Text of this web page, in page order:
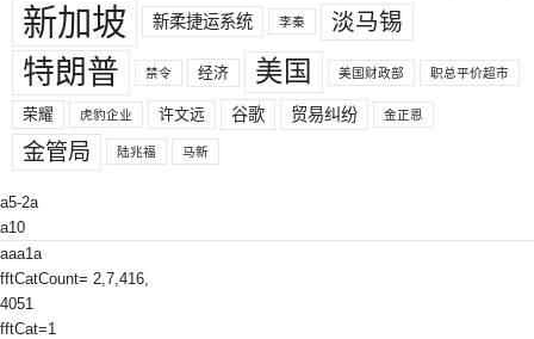
新加坡 新柔捷运系统 李秦 淡马锡
特朗普 禁令 经济 美国 美国财政部 职总平价超市
荣耀 虎豹企业 许文远 谷歌 贸易纠纷 金正恩
金管局 陆兆福 马新
a5-2a
a10
aaa1a
fftCatCount= 2,7,416,
4051
fftCat=1